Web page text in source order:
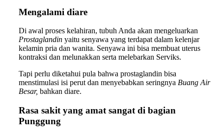
Mengalami diare
Di awal proses kelahiran, tubuh Anda akan mengeluarkan
Prostaglandin yaitu senyawa yang terdapat dalam kelenjar
kelamin pria dan wanita. Senyawa ini bisa membuat uterus
kontraksi dan melunakkan serta melebarkan Serviks.
Tapi perlu diketahui pula bahwa prostaglandin bisa
menstimulasi isi perut dan menyebabkan seringnya Buang Air
Besar, bahkan diare.
Rasa sakit yang amat sangat di bagian
Punggung